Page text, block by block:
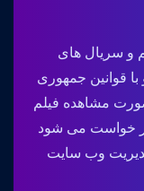
و سریال های
قوانین جمهوری
مشاهده فیلم
خواست می شود
وب سایت